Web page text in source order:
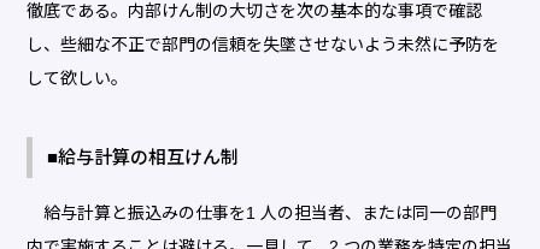
徹底である。内部けん制の大切さを次の基本的な事項で確認
し、些細な不正で部門の信頼を失墜させないよう未然に予防を
して欲しい。
■給与計算の相互けん制
給与計算と振込みの仕事を1 人の担当者、または同一の部門